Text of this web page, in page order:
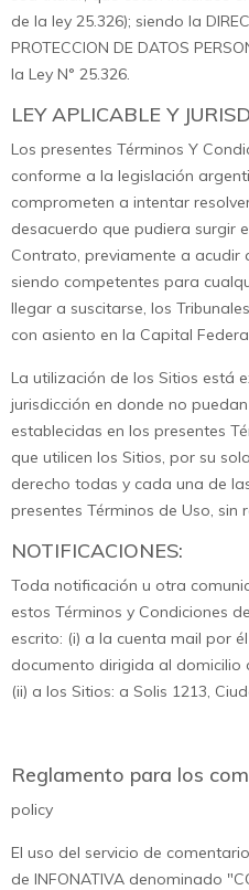
de la ley 25.326); siendo la
PROTECCION DE DATOS
la Ley N° 25.326.
LEY APLICABLE Y
Los presentes Términos Y
conforme a la legislación
comprometen a intentar
desacuerdo que pudiera surgir
Contrato, previamente a acudir
siendo competentes para
llegar a suscitarse, los
con asiento en la Capital
La utilización de los Sitios está
jurisdicción en donde no
establecidas en los presentes
que utilicen los Sitios, por su
derecho todas y cada una de
presentes Términos de Uso, sin
NOTIFICACIONES:
Toda notificación u otra
estos Términos y Condiciones
escrito: (i) a la cuenta mail por
documento dirigida al domicilio
(ii) a los Sitios: a Solis 1213,
Reglamento para los
policy
El uso del servicio de
de INFONATIVA denominado